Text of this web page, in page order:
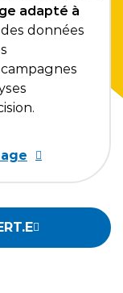
adapté à
données